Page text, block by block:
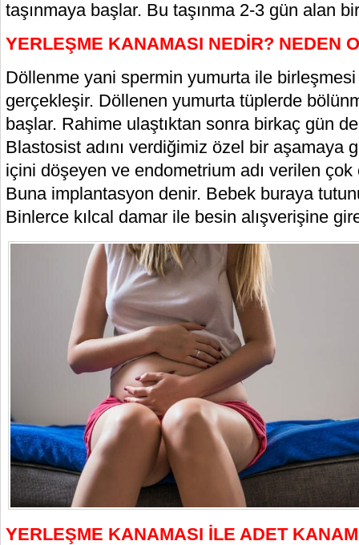
taşınmaya başlar. Bu taşınma 2-3 gün alan
YERLEŞME KANAMASI NEDİR? NEDEN
Döllenme yani spermin yumurta ile
gerçekleşir. Döllenen yumurta tüplerde
başlar. Rahime ulaştıktan sonra birkaç gün
Blastosist adını verdiğimiz özel bir aşamaya
içini döşeyen ve endometrium adı verilen
Buna implantasyon denir. Bebek buraya
Binlerce kılcal damar ile besin alışverişine
YERLEŞME KANAMASI İLE ADET